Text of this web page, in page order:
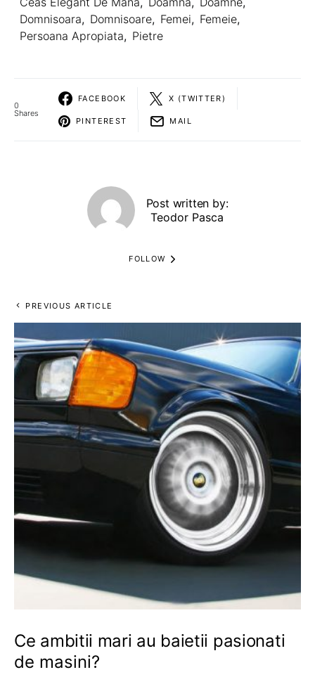
Domnisoara, Domnisoare, Femei, Femeie,
Persoana Apropiata, Pietre
0
Shares
FACEBOOK X (TWITTER)
PINTEREST MAIL
Post written by:
Teodor Pasca
FOLLOW
PREVIOUS ARTICLE
Ce ambitii mari au baietii pasionati
de masini?